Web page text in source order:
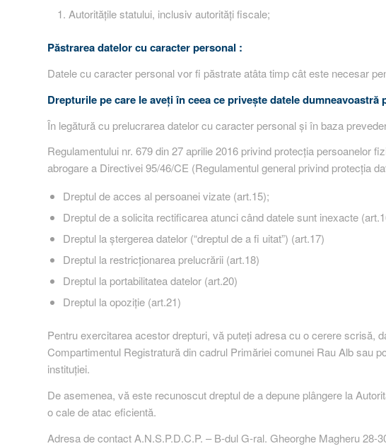
Autoritățile statului, inclusiv autorități fiscale;
Păstrarea datelor cu caracter personal :
Datele cu caracter personal vor fi păstrate atâta timp cât este necesar
Drepturile pe care le aveți în ceea ce privește datele dumneavoastră
În legătură cu prelucrarea datelor cu caracter personal și în baza
Regulamentului nr. 679 din 27 aprilie 2016 privind protecţia persoanelor
abrogare a Directivei 95/46/CE (Regulamentul general privind protecţia
Dreptul de acces al persoanei vizate (art.15);
Dreptul de a solicita rectificarea atunci când datele sunt inexacte
Dreptul la ştergerea datelor (“dreptul de a fi uitat”) (art.17)
Dreptul la restricţionarea prelucrării (art.18)
Dreptul la portabilitatea datelor (art.20)
Dreptul la opoziţie (art.21)
Pentru exercitarea acestor drepturi, vă puteți adresa cu o cerere scrisă,
Compartimentul Registratură din cadrul Primăriei comunei Rau Alb sau
instituției.
De asemenea, vă este recunoscut dreptul de a depune plângere la
o cale de atac eficientă.
Adresa de contact A.N.S.P.D.C.P. – B-dul G-ral. Gheorghe Magheru